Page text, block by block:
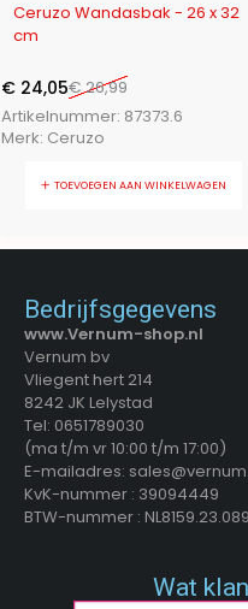
Ceruzo Wandasbak - 26 x 32
cm
€26,99
€ 24,05
Artikelnummer: 87373.6
Merk: Ceruzo
TOEVOEGEN AAN WINKELWAGEN
Bedrijfsgegevens
www.Vernum-shop.nl
Vernum bv
Vliegent hert 214
8242 JK Lelystad
Tel: 0651789030
(ma t/m vr 10:00 t/m 17:00)
E-mailadres:
KvK-nummer : 39094449
BTW-nummer :
Wat